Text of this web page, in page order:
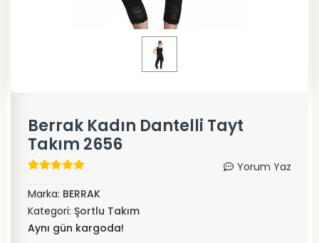
Berrak Kadın Dantelli Tayt
Takım 2656
Yorum Yaz
Marka: BERRAK
Kategori: Şortlu Takım
Aynı gün kargoda!